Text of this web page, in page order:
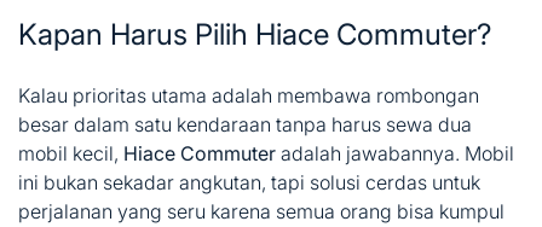
Kapan Harus Pilih Hiace Commuter?
Kalau prioritas utama adalah membawa rombongan
besar dalam satu kendaraan tanpa harus sewa dua
mobil kecil, Hiace Commuter adalah jawabannya. Mobil
ini bukan sekadar angkutan, tapi solusi cerdas untuk
perjalanan yang seru karena semua orang bisa kumpul